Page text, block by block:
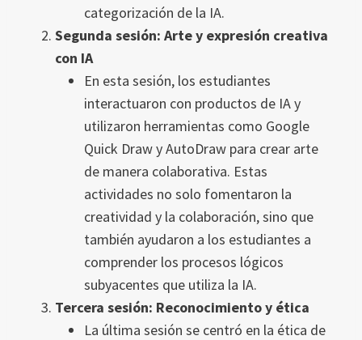
categorización de la IA.
Segunda sesión: Arte y expresión creativa
con IA
En esta sesión, los estudiantes
interactuaron con productos de IA y
utilizaron herramientas como Google
Quick Draw y AutoDraw para crear arte
de manera colaborativa. Estas
actividades no solo fomentaron la
creatividad y la colaboración, sino que
también ayudaron a los estudiantes a
comprender los procesos lógicos
subyacentes que utiliza la IA.
Tercera sesión: Reconocimiento y ética
La última sesión se centró en la ética de